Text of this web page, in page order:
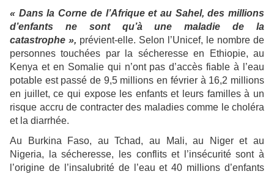
« Dans la Corne de l’Afrique et au Sahel, des millions
d’enfants ne sont qu’à une maladie de la
catastrophe », prévient-elle. Selon l’Unicef, le nombre de
personnes touchées par la sécheresse en Ethiopie, au
Kenya et en Somalie qui n’ont pas d’accès fiable à l’eau
potable est passé de 9,5 millions en février à 16,2 millions
en juillet, ce qui expose les enfants et leurs familles à un
risque accru de contracter des maladies comme le choléra
et la diarrhée.
Au Burkina Faso, au Tchad, au Mali, au Niger et au
Nigeria, la sécheresse, les conflits et l’insécurité sont à
l’origine de l’insalubrité de l’eau et 40 millions d’enfants